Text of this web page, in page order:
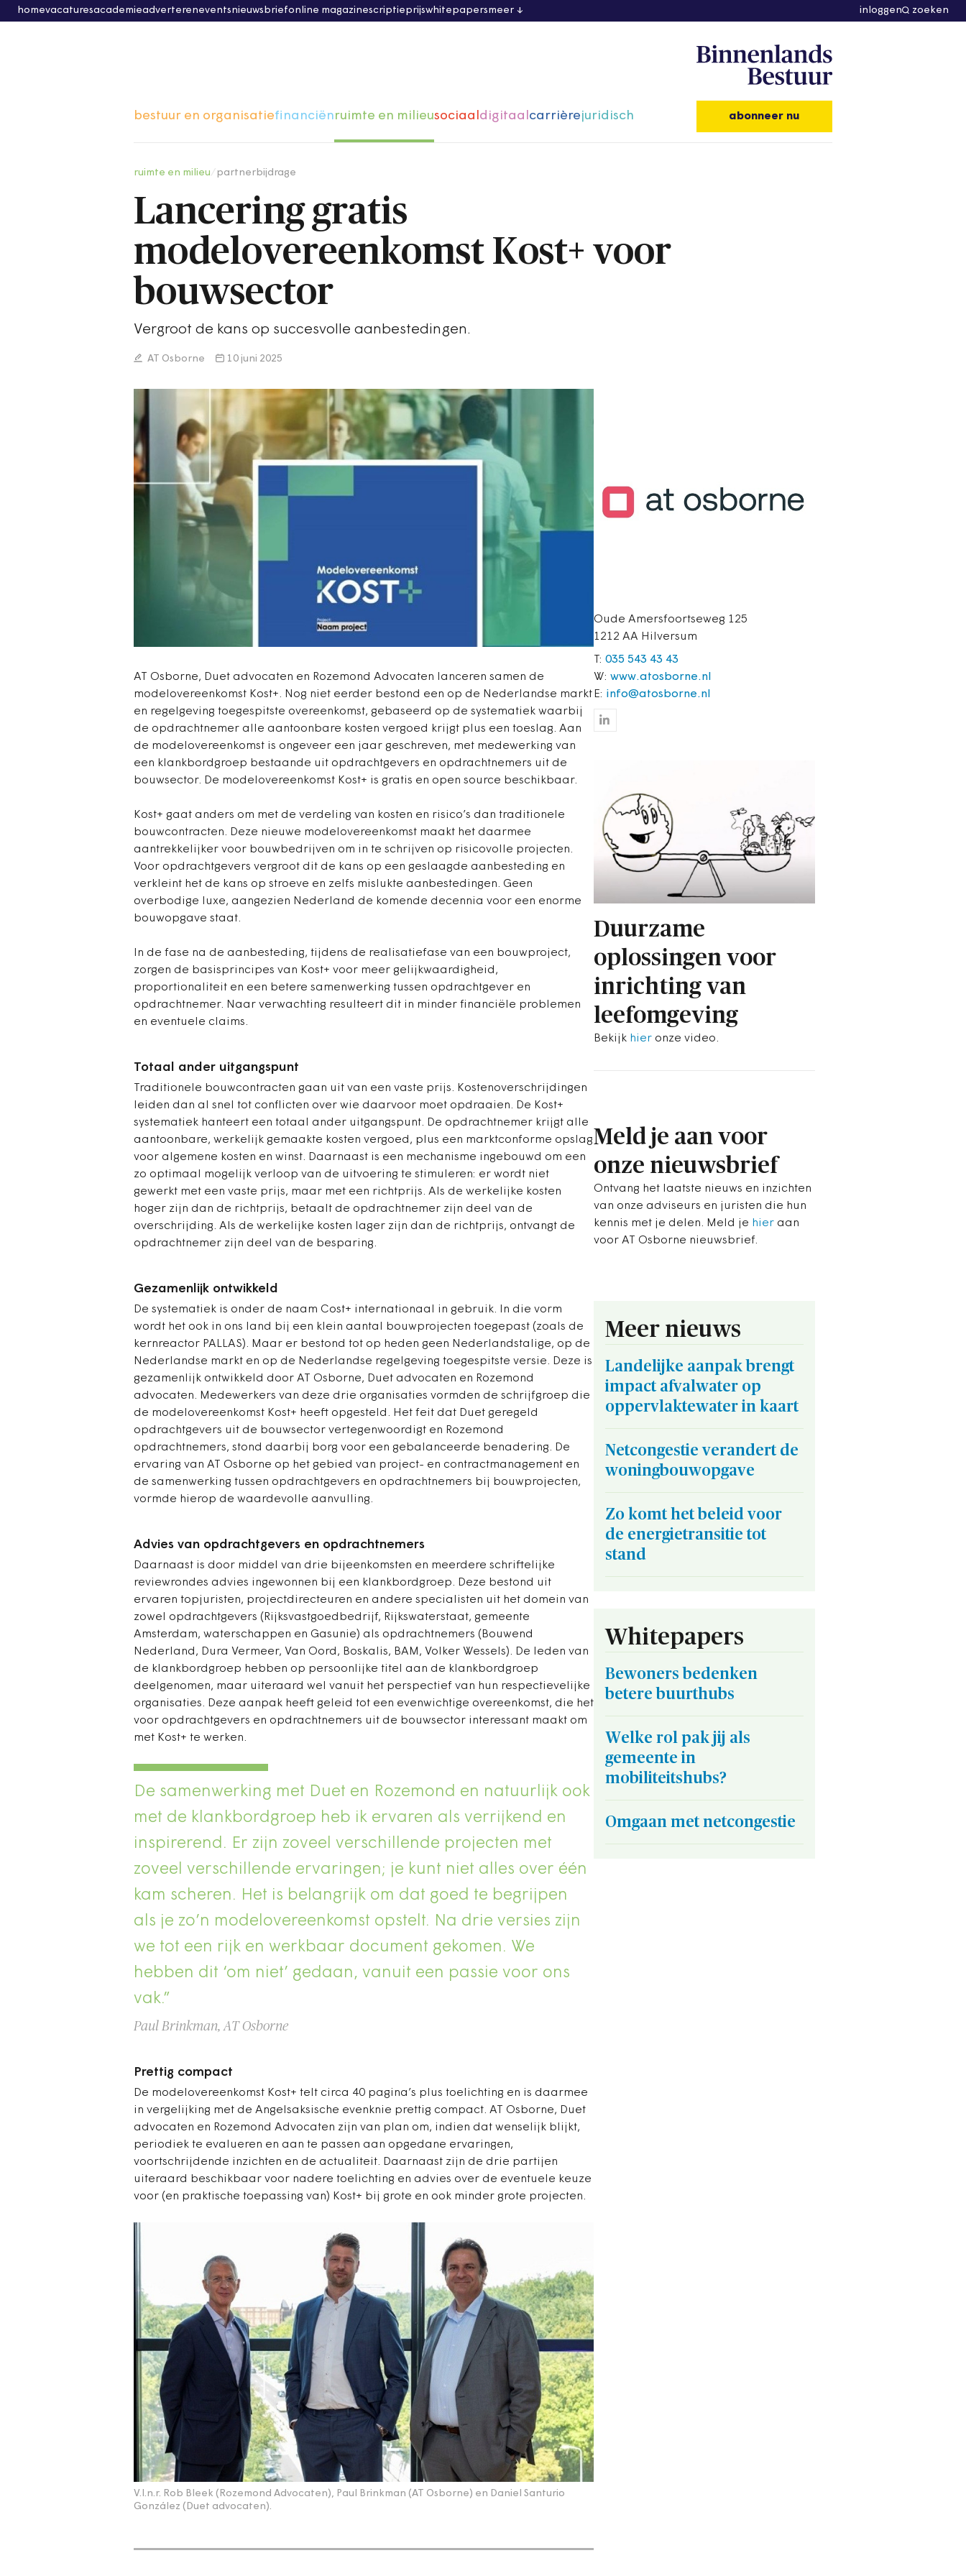
homevacaturesacademieadvertereneventsnieuwsbriefonline magazinescriptieprijswhitepapersmeer inloggen zoeken
bestuur en organisatiefinanciënruimte en milieusociaaldigitaalcarrièrejuridisch abonneer nu
ruimte en milieu partnerbijdrage
Lancering gratis
modelovereenkomst Kost+ voor
bouwsector
Vergroot de kans op succesvolle aanbestedingen.
AT Osborne 10 juni 2025
AT Osborne, Duet advocaten en Rozemond Advocaten lanceren samen de
modelovereenkomst Kost+. Nog niet eerder bestond een op de Nederlandse markt
en regelgeving toegespitste overeenkomst, gebaseerd op de systematiek waarbij
de opdrachtnemer alle aantoonbare kosten vergoed krijgt plus een toeslag. Aan
de modelovereenkomst is ongeveer een jaar geschreven, met medewerking van
een klankbordgroep bestaande uit opdrachtgevers en opdrachtnemers uit de
bouwsector. De modelovereenkomst Kost+ is gratis en open source beschikbaar.
Kost+ gaat anders om met de verdeling van kosten en risico’s dan traditionele
bouwcontracten. Deze nieuwe modelovereenkomst maakt het daarmee
aantrekkelijker voor bouwbedrijven om in te schrijven op risicovolle projecten.
Voor opdrachtgevers vergroot dit de kans op een geslaagde aanbesteding en
verkleint het de kans op stroeve en zelfs mislukte aanbestedingen. Geen
overbodige luxe, aangezien Nederland de komende decennia voor een enorme
bouwopgave staat.
In de fase na de aanbesteding, tijdens de realisatiefase van een bouwproject,
zorgen de basisprincipes van Kost+ voor meer gelijkwaardigheid,
proportionaliteit en een betere samenwerking tussen opdrachtgever en
opdrachtnemer. Naar verwachting resulteert dit in minder financiële problemen
en eventuele claims.
Totaal ander uitgangspunt
Traditionele bouwcontracten gaan uit van een vaste prijs. Kostenoverschrijdingen
leiden dan al snel tot conflicten over wie daarvoor moet opdraaien. De Kost+
systematiek hanteert een totaal ander uitgangspunt. De opdrachtnemer krijgt alle
aantoonbare, werkelijk gemaakte kosten vergoed, plus een marktconforme opslag
voor algemene kosten en winst. Daarnaast is een mechanisme ingebouwd om een
zo optimaal mogelijk verloop van de uitvoering te stimuleren: er wordt niet
gewerkt met een vaste prijs, maar met een richtprijs. Als de werkelijke kosten
hoger zijn dan de richtprijs, betaalt de opdrachtnemer zijn deel van de
overschrijding. Als de werkelijke kosten lager zijn dan de richtprijs, ontvangt de
opdrachtnemer zijn deel van de besparing.
Gezamenlijk ontwikkeld
De systematiek is onder de naam Cost+ internationaal in gebruik. In die vorm
wordt het ook in ons land bij een klein aantal bouwprojecten toegepast (zoals de
kernreactor PALLAS). Maar er bestond tot op heden geen Nederlandstalige, op de
Nederlandse markt en op de Nederlandse regelgeving toegespitste versie. Deze is
gezamenlijk ontwikkeld door AT Osborne, Duet advocaten en Rozemond
advocaten. Medewerkers van deze drie organisaties vormden de schrijfgroep die
de modelovereenkomst Kost+ heeft opgesteld. Het feit dat Duet geregeld
opdrachtgevers uit de bouwsector vertegenwoordigt en Rozemond
opdrachtnemers, stond daarbij borg voor een gebalanceerde benadering. De
ervaring van AT Osborne op het gebied van project- en contractmanagement en
de samenwerking tussen opdrachtgevers en opdrachtnemers bij bouwprojecten,
vormde hierop de waardevolle aanvulling.
Advies van opdrachtgevers en opdrachtnemers
Daarnaast is door middel van drie bijeenkomsten en meerdere schriftelijke
reviewrondes advies ingewonnen bij een klankbordgroep. Deze bestond uit
ervaren topjuristen, projectdirecteuren en andere specialisten uit het domein van
zowel opdrachtgevers (Rijksvastgoedbedrijf, Rijkswaterstaat, gemeente
Amsterdam, waterschappen en Gasunie) als opdrachtnemers (Bouwend
Nederland, Dura Vermeer, Van Oord, Boskalis, BAM, Volker Wessels). De leden van
de klankbordgroep hebben op persoonlijke titel aan de klankbordgroep
deelgenomen, maar uiteraard wel vanuit het perspectief van hun respectievelijke
organisaties. Deze aanpak heeft geleid tot een evenwichtige overeenkomst, die het
voor opdrachtgevers en opdrachtnemers uit de bouwsector interessant maakt om
met Kost+ te werken.
De samenwerking met Duet en Rozemond en natuurlijk ook
met de klankbordgroep heb ik ervaren als verrijkend en
inspirerend. Er zijn zoveel verschillende projecten met
zoveel verschillende ervaringen; je kunt niet alles over één
kam scheren. Het is belangrijk om dat goed te begrijpen
als je zo’n modelovereenkomst opstelt. Na drie versies zijn
we tot een rijk en werkbaar document gekomen. We
hebben dit ‘om niet’ gedaan, vanuit een passie voor ons
vak.”
Paul Brinkman, AT Osborne
Prettig compact
De modelovereenkomst Kost+ telt circa 40 pagina’s plus toelichting en is daarmee
in vergelijking met de Angelsaksische evenknie prettig compact. AT Osborne, Duet
advocaten en Rozemond Advocaten zijn van plan om, indien dat wenselijk blijkt,
periodiek te evalueren en aan te passen aan opgedane ervaringen,
voortschrijdende inzichten en de actualiteit. Daarnaast zijn de drie partijen
uiteraard beschikbaar voor nadere toelichting en advies over de eventuele keuze
voor (en praktische toepassing van) Kost+ bij grote en ook minder grote projecten.
V.l.n.r. Rob Bleek (Rozemond Advocaten), Paul Brinkman (AT Osborne) en Daniel Santurio
González (Duet advocaten).
Oude Amersfoortseweg 125
1212 AA Hilversum
T: 035 543 43 43
W: www.atosborne.nl
E: info@atosborne.nl
Duurzame
oplossingen voor
inrichting van
leefomgeving
Bekijk hier onze video.
Meld je aan voor
onze nieuwsbrief
Ontvang het laatste nieuws en inzichten
van onze adviseurs en juristen die hun
kennis met je delen. Meld je hier aan
voor AT Osborne nieuwsbrief.
Meer nieuws
Landelijke aanpak brengt
impact afvalwater op
oppervlaktewater in kaart
Netcongestie verandert de
woningbouwopgave
Zo komt het beleid voor
de energietransitie tot
stand
Whitepapers
Bewoners bedenken
betere buurthubs
Welke rol pak jij als
gemeente in
mobiliteitshubs?
Omgaan met netcongestie